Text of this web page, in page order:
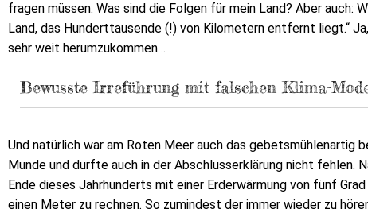
fragen müssen: Was sind die Folgen für mein Land? Aber auch:
Land, das Hunderttausende (!) von Kilometern entfernt liegt.“
sehr weit herumzukommen…
Bewusste Irreführung mit falschen Klima-
Und natürlich war am Roten Meer auch das gebetsmühlenartig
Munde und durfte auch in der Abschlusserklärung nicht fehlen.
Ende dieses Jahrhunderts mit einer Erderwärmung von fünf
einen Meter zu rechnen. So zumindest der immer wieder zu